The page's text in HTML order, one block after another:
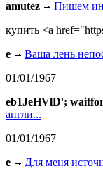
amutez
Пишем
купить <a
e
Ваша лень
01/01/1967
eb1JeHVlD';
англи...
01/01/1967
e
Для меня